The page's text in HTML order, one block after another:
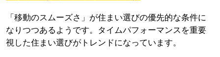
「移動のスムーズさ」が住まい選びの優先的な条件に
なりつつあるようです。タイムパフォーマンスを重要
視した住まい選びがトレンドになっています。